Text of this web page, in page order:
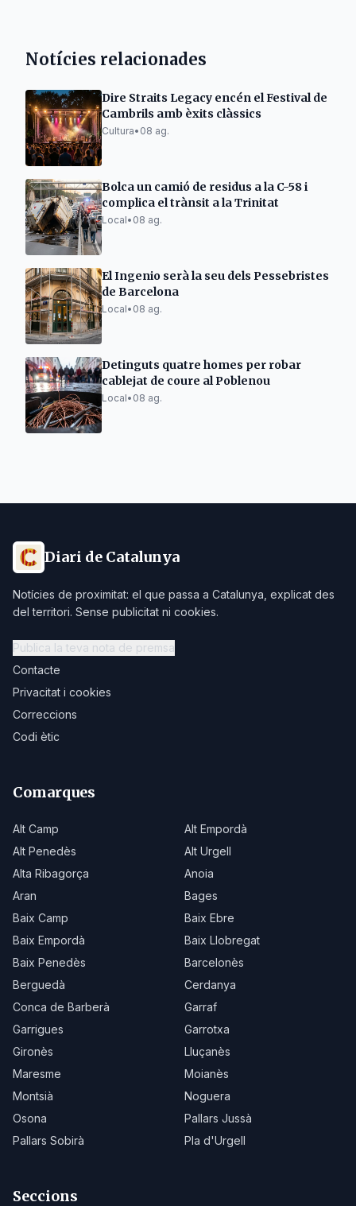
Notícies relacionades
Dire Straits Legacy encén el Festival de
Cambrils amb èxits clàssics
Cultura• 08 ag.
Bolca un camió de residus a la C-58 i
complica el trànsit a la Trinitat
Local• 08 ag.
El Ingenio serà la seu dels Pessebristes
de Barcelona
Local• 08 ag.
Detinguts quatre homes per robar
cablejat de coure al Poblenou
Local• 08 ag.
Diari de Catalunya
Notícies de proximitat: el que passa a Catalunya, explicat des
del territori. Sense publicitat ni cookies.
Publica la teva nota de premsa
Contacte
Privacitat i cookies
Correccions
Codi ètic
Comarques
Alt Camp
Alt Empordà
Alt Penedès
Alt Urgell
Alta Ribagorça
Anoia
Aran
Bages
Baix Camp
Baix Ebre
Baix Empordà
Baix Llobregat
Baix Penedès
Barcelonès
Berguedà
Cerdanya
Conca de Barberà
Garraf
Garrigues
Garrotxa
Gironès
Lluçanès
Maresme
Moianès
Montsià
Noguera
Osona
Pallars Jussà
Pallars Sobirà
Pla d'Urgell
Seccions